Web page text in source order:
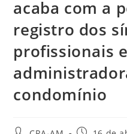
acaba com a
registro dos
profissionais e
condomínio